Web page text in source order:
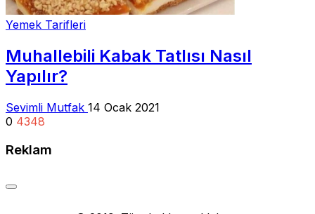
Yemek Tarifleri
Muhallebili Kabak Tatlısı Nasıl
Yapılır?
Sevimli Mutfak 14 Ocak 2021
0 4348
Reklam